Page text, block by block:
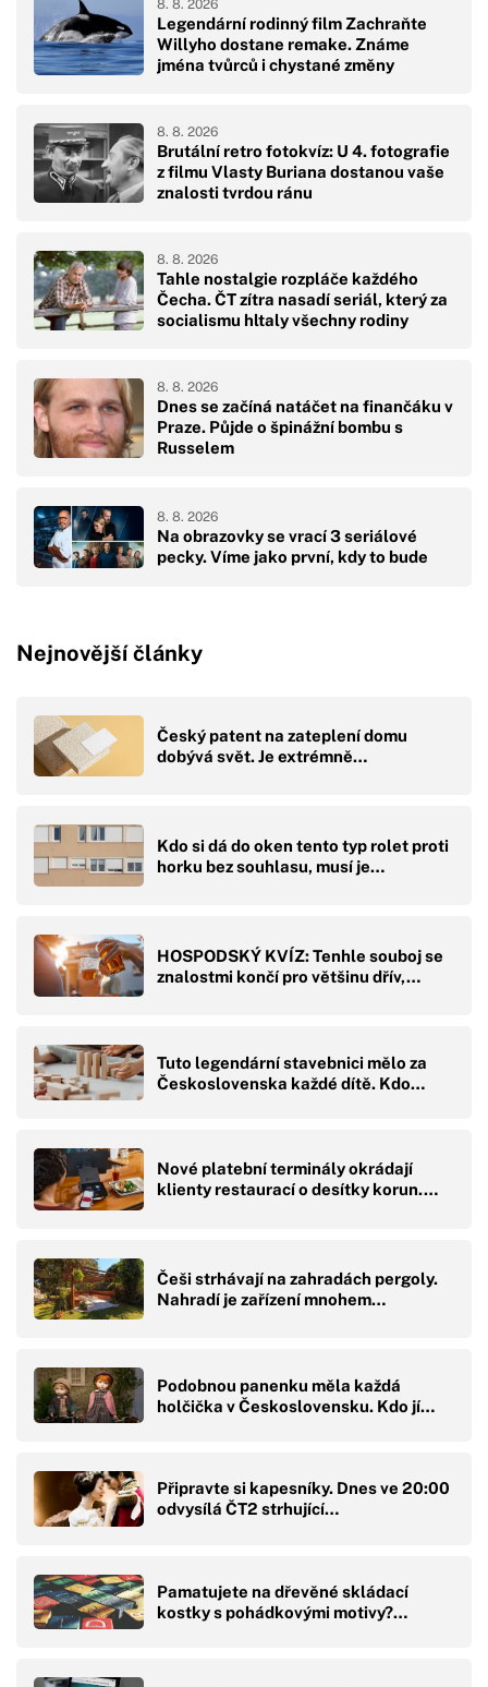
Legendární rodinný film Zachraňte
Willyho dostane remake. Známe
jména tvůrců i chystané změny
8. 8. 2026
Brutální retro fotokvíz: U 4. fotografie
z filmu Vlasty Buriana dostanou vaše
znalosti tvrdou ránu
8. 8. 2026
Tahle nostalgie rozpláče každého
Čecha. ČT zítra nasadí seriál, který za
socialismu hltaly všechny rodiny
8. 8. 2026
Dnes se začíná natáčet na finančáku v
Praze. Půjde o špinážní bombu s
Russelem
8. 8. 2026
Na obrazovky se vrací 3 seriálové
pecky. Víme jako první, kdy to bude
8. 8. 2026
Nejnovější články
Český patent na zateplení domu
dobývá svět. Je extrémně…
Kdo si dá do oken tento typ rolet proti
horku bez souhlasu, musí je…
HOSPODSKÝ KVÍZ: Tenhle souboj se
znalostmi končí pro většinu dřív,…
Tuto legendární stavebnici mělo za
Československa každé dítě. Kdo…
Nové platební terminály okrádají
klienty restaurací o desítky korun.…
Češi strhávají na zahradách pergoly.
Nahradí je zařízení mnohem…
Podobnou panenku měla každá
holčička v Československu. Kdo jí…
Připravte si kapesníky. Dnes ve 20:00
odvysílá ČT2 strhující…
Pamatujete na dřevěné skládací
kostky s pohádkovými motivy?…